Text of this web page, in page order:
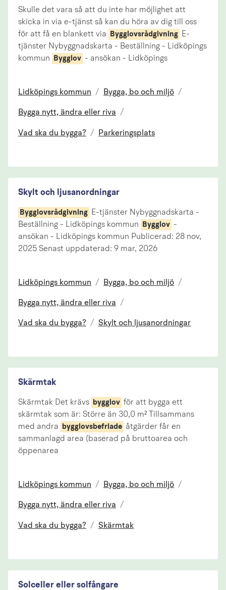
Skulle det vara så att du inte har möjlighet att
skicka in via e-tjänst så kan du höra av dig till oss
för att få en blankett via Bygglovsrådgivning E-
tjänster Nybyggnadskarta - Beställning - Lidköpings
kommun Bygglov - ansökan - Lidköpings
Lidköpings kommun / Bygga, bo och miljö /
Bygga nytt, ändra eller riva /
Vad ska du bygga? / Parkeringsplats
Skylt och ljusanordningar
Bygglovsrådgivning E-tjänster Nybyggnadskarta -
Beställning - Lidköpings kommun
Bygglov -
ansökan - Lidköpings kommun Publicerad: 28 nov,
2025 Senast uppdaterad: 9 mar, 2026
Lidköpings kommun / Bygga, bo och miljö /
Bygga nytt, ändra eller riva /
Vad ska du bygga? / Skylt och ljusanordningar
Skärmtak
Skärmtak Det krävs bygglov för att bygga ett
skärmtak som är: Större än 30,0 m² Tillsammans
med andra bygglovsbefriade åtgärder får en
sammanlagd area (baserad på bruttoarea och
öppenarea
Lidköpings kommun / Bygga, bo och miljö /
Bygga nytt, ändra eller riva /
Vad ska du bygga? / Skärmtak
Solceller eller solfångare